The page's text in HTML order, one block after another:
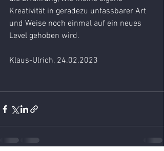
Kreativität in geradezu unfassbarer Art
und Weise noch einmal auf ein neues
Level gehoben wird.
Klaus-Ulrich, 24.02.2023